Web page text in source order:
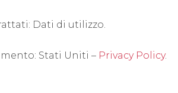
Dati di utilizzo.
Stati Uniti – Privacy Policy.